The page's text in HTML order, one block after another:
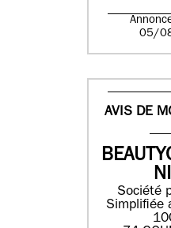
05/
AVIS DE
Société
Simplifiée